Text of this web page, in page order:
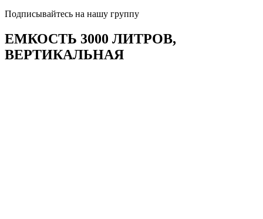
Подписывайтесь на нашу группу
ЕМКОСТЬ 3000 ЛИТРОВ,
ВЕРТИКАЛЬНАЯ